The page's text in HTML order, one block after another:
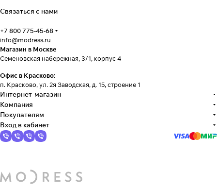
Связаться с нами
+7 800 775-45-68
info@modress.ru
Магазин в Москве
Семеновская набережная, 3/1, корпус 4
Офис в Красково:
п. Красково, ул. 2я Заводская, д. 15, строение 1
Интернет-магазин
Компания
Покупателям
Вход в кабинет